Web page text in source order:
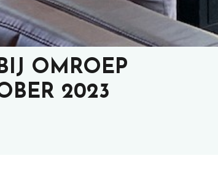
OMROEP
2023